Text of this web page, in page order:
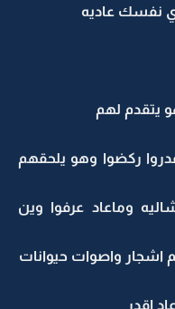
نفسك عاديه
يتقدم لهم
ركضوا وهو يلحقهم
وماعاد عرفوا وين
واصوات حيوانات
اقدر